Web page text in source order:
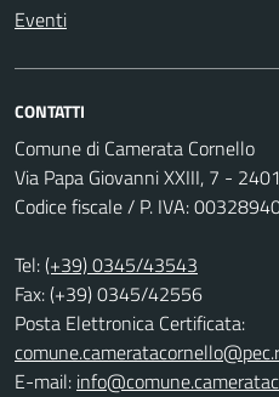
Eventi
CONTATTI
Comune di Camerata Cornello
Via Papa Giovanni XXIII, 7 -
Codice fiscale / P. IVA:
Tel:(+39) 0345/43543
Fax: (+39) 0345/42556
Posta Elettronica Certificata:
E-mail: